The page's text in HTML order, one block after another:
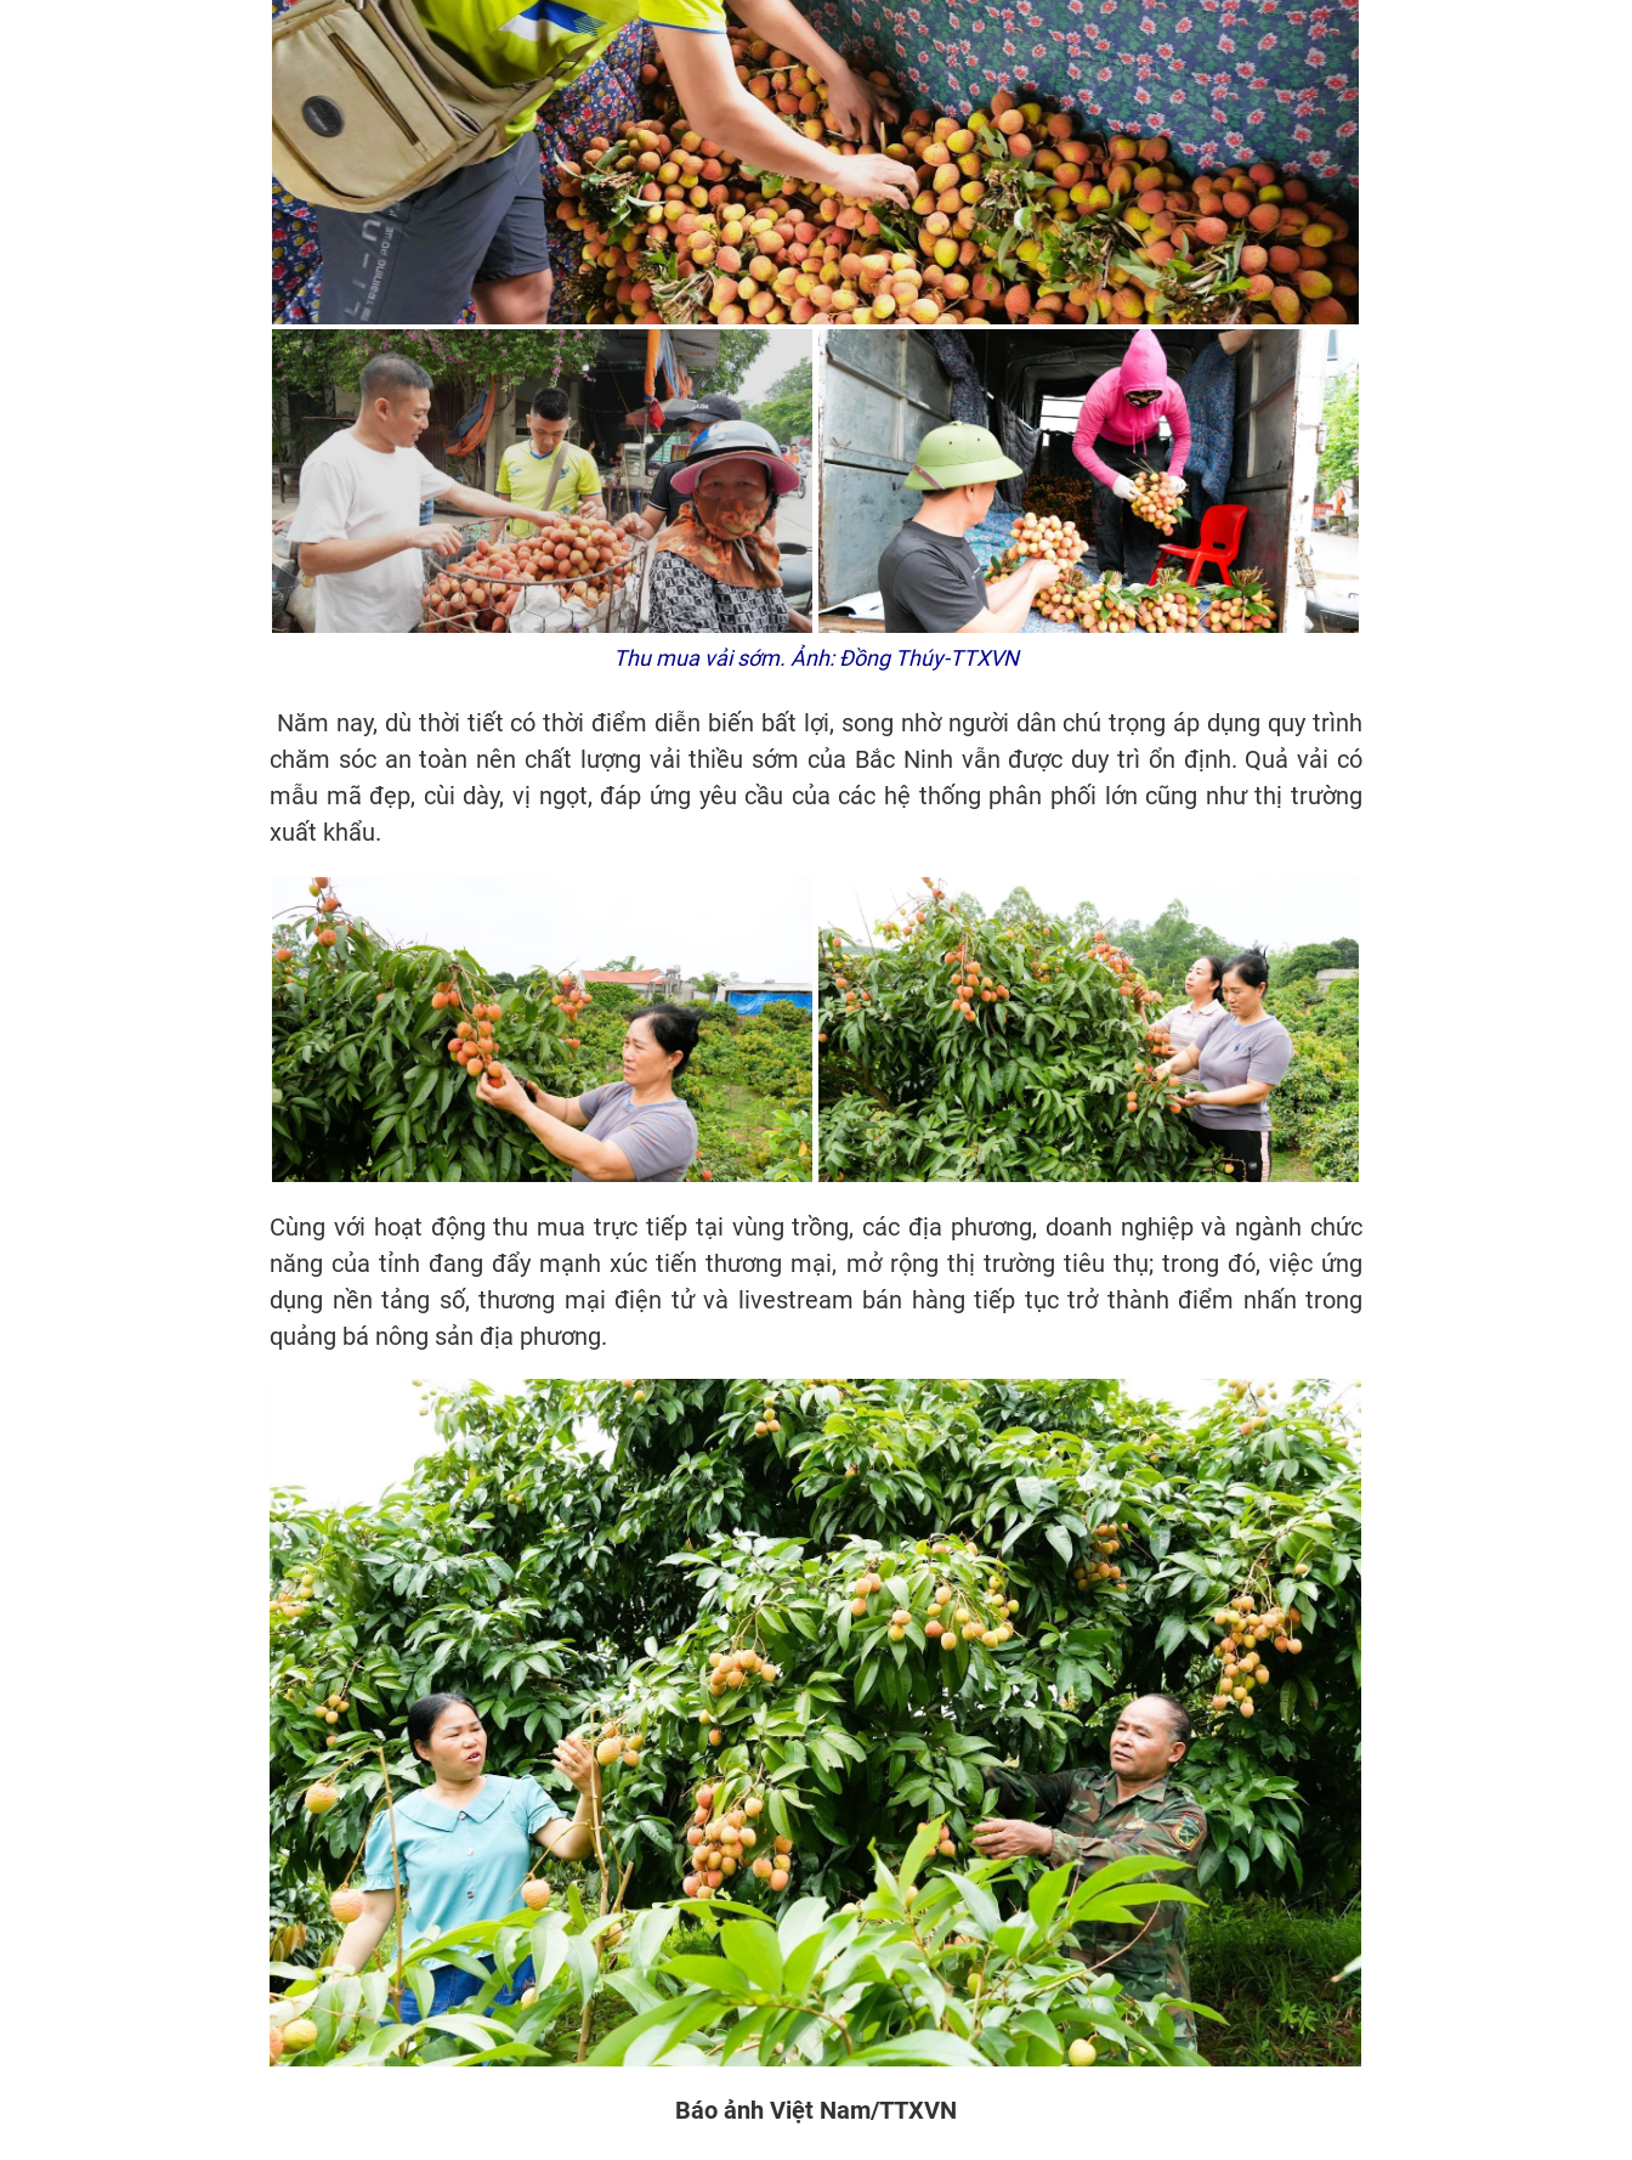
Thu mua vải sớm. Ảnh: Đồng Thúy-TTXVN
Năm nay, dù thời tiết có thời điểm diễn biến bất lợi, song nhờ người dân chú trọng áp dụng quy trình
chăm sóc an toàn nên chất lượng vải thiều sớm của Bắc Ninh vẫn được duy trì ổn định. Quả vải có
mẫu mã đẹp, cùi dày, vị ngọt, đáp ứng yêu cầu của các hệ thống phân phối lớn cũng như thị trường
xuất khẩu.
Cùng với hoạt động thu mua trực tiếp tại vùng trồng, các địa phương, doanh nghiệp và ngành chức
năng của tỉnh đang đẩy mạnh xúc tiến thương mại, mở rộng thị trường tiêu thụ; trong đó, việc ứng
dụng nền tảng số, thương mại điện tử và livestream bán hàng tiếp tục trở thành điểm nhấn trong
quảng bá nông sản địa phương.
Báo ảnh Việt Nam/TTXVN